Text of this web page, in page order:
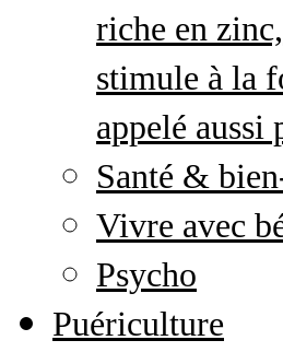
riche en
stimule à la
appelé aussi
Santé &
Vivre avec
Psycho
Puériculture